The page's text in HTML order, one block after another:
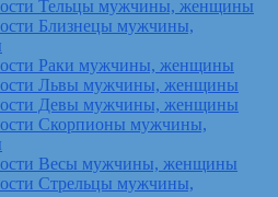
Тельцы мужчины, женщины
Близнецы мужчины,
Раки мужчины, женщины
Львы мужчины, женщины
Девы мужчины, женщины
Скорпионы мужчины,
Весы мужчины, женщины
Стрельцы мужчины,